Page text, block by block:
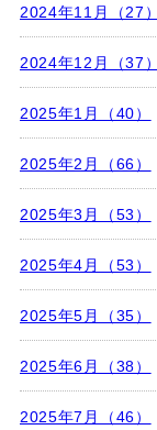
2024年11月（27）
2024年12月（37）
2025年1月（40）
2025年2月（66）
2025年3月（53）
2025年4月（53）
2025年5月（35）
2025年6月（38）
2025年7月（46）